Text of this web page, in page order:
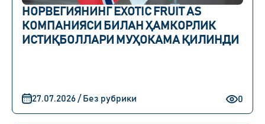
НОРВЕГИЯНИНГ EXOTIC FRUIT AS
КОМПАНИЯСИ БИЛАН ҲАМКОРЛИК
ИСТИҚБОЛЛАРИ МУҲОКАМА ҚИЛИНДИ
0
27.07.2026 / Без рубрики